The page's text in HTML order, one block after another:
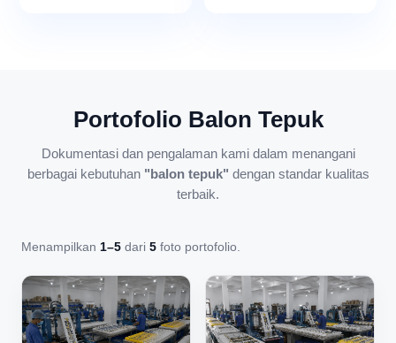
Portofolio Balon Tepuk
Dokumentasi dan pengalaman kami dalam menangani
berbagai kebutuhan "balon tepuk" dengan standar kualitas
terbaik.
Menampilkan 1–5 dari 5 foto portofolio.